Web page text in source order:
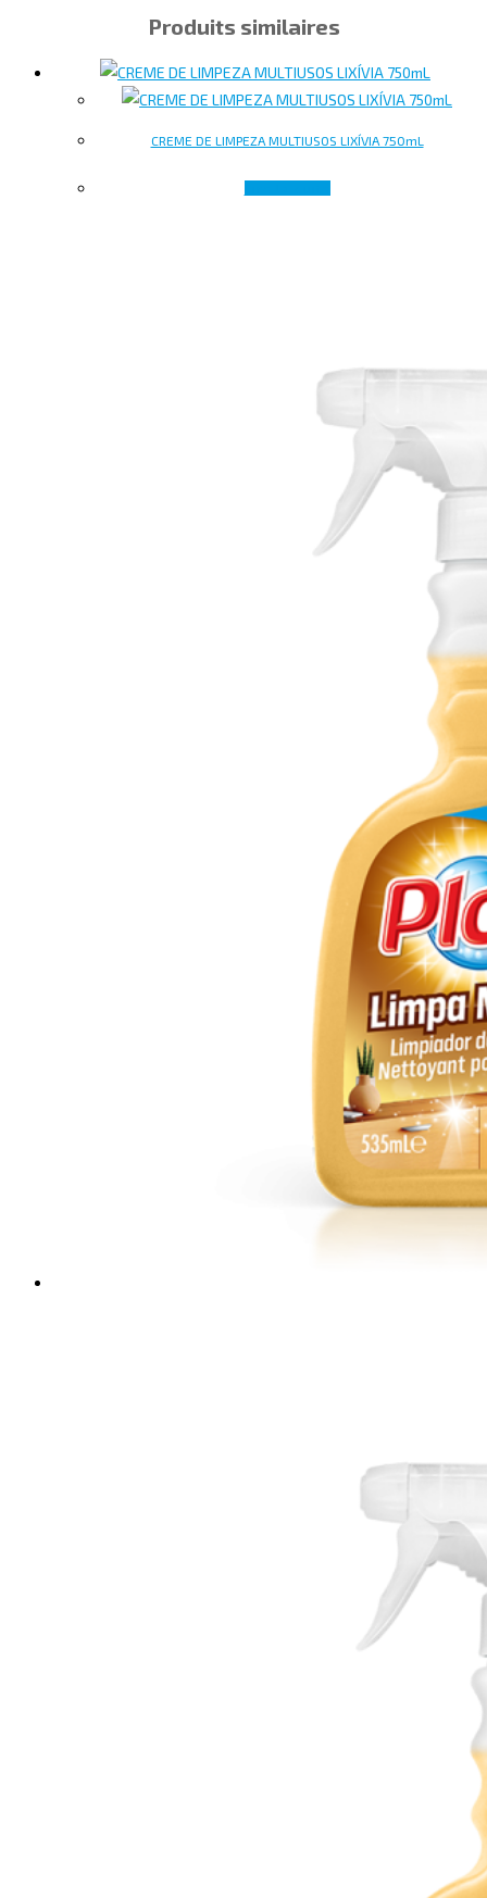
Produits similaires
CREME DE LIMPEZA MULTIUSOS LIXÍVIA 750mL